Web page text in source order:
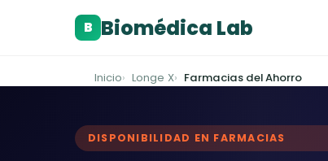
B Biomédica Lab
Inicio Longe X Farmacias del Ahorro
DISPONIBILIDAD EN FARMACIAS